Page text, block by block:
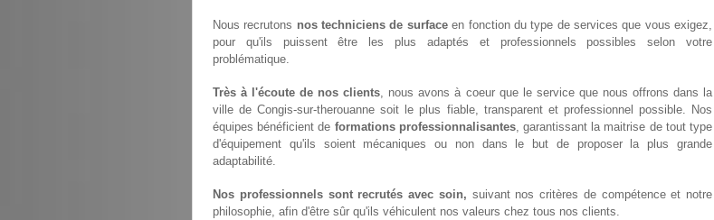
Nous recrutons nos techniciens de surfaceen fonction du type de services que vous exigez,
pour qu'ils puissent être les plus adaptés et professionnels possibles selon votre
problématique.
Très à l'écoute de nos clients, nous avons à coeur que le service que nous offrons dans la
ville de Congis-sur-therouanne soit le plus fiable, transparent et professionnel possible. Nos
équipes bénéficient de formations professionnalisantes, garantissant la maitrise de tout type
d'équipement qu'ils soient mécaniques ou non dans le but de proposer la plus grande
adaptabilité.
Nos professionnels sont recrutés avec soin, suivant nos critères de compétence et notre
philosophie, afin d'être sûr qu'ils véhiculent nos valeurs chez tous nos clients.